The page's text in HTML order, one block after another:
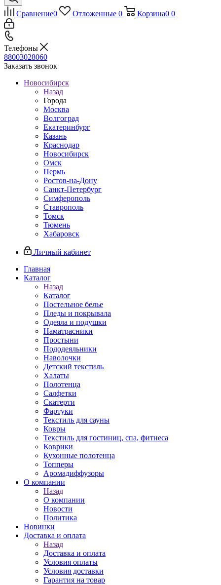
Сравнение0 Отложенные 0 Корзина0 0
Телефоны
88003028060
Заказать звонок
Новосибирск
Назад
Города
Москва
Волгоград
Екатеринбург
Казань
Краснодар
Новосибирск
Омск
Пермь
Ростов-на-Дону
Санкт-Петербург
Симферополь
Ставрополь
Томск
Тюмень
Хабаровск
Личный кабинет
Главная
Каталог
Назад
Каталог
Постельное белье
Пледы и покрывала
Одеяла и подушки
Наматрасники
Простыни
Пододеяльники
Наволочки
Детский текстиль
Халаты
Полотенца
Салфетки
Скатерти
Фартуки
Текстиль для сауны
Ковры
Текстиль для гостиниц, спа, фитнеса
Коврики
Кухонные полотенца
Топперы
Аромадиффузоры
О компании
Назад
О компании
Новости
Политика
Новинки
Доставка и оплата
Назад
Доставка и оплата
Условия оплаты
Условия доставки
Гарантия на товар